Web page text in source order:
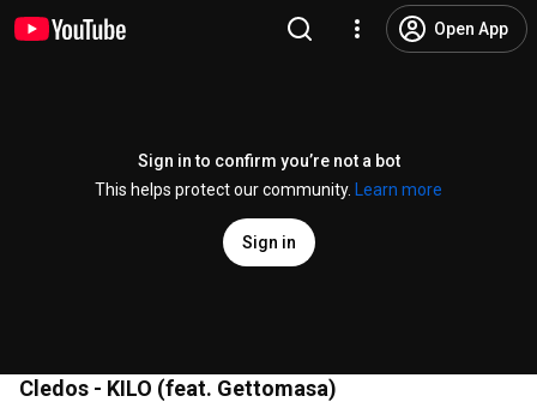
Open App
Sign in to confirm you’re not a bot
This helps protect our community.
Learn more
Sign in
Cledos - KILO (feat. Gettomasa)